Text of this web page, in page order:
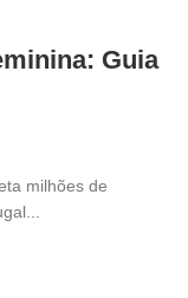
Guia
milhões de